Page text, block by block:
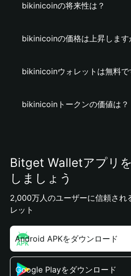
bikinicoinの将来性は？
bikinicoinの価格は上昇します
bikinicoinウォレットは無料で
bikinicoinトークンの価値は？
Bitget Walletアプリ
しましょう
2,000万人のユーザーに信頼され
レット
Android APKをダウンロード
Google Playをダウンロード